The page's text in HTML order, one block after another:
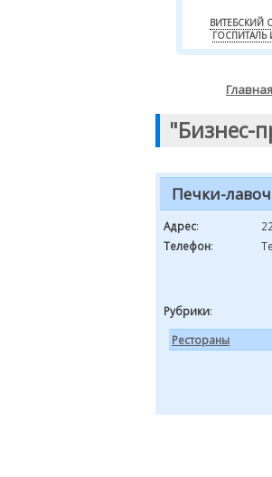
ВИТЕБСКИЙ
ГОСПИТАЛЬ
Главная
"Бизнес-
Печки-
Адрес:
Телефон:
Рубрики:
Рестораны